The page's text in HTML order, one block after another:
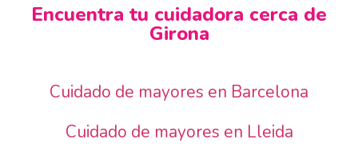
Encuentra tu cuidadora cerca de
Girona
Cuidado de mayores en Barcelona
Cuidado de mayores en Lleida